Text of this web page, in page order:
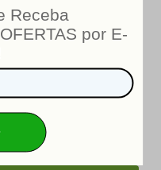
Conjunto Cama Box Molas
Solteiro 96x203x60
R$1.029,90PIX/BOLETO
R$1.144,33
R$114,43
sem juros